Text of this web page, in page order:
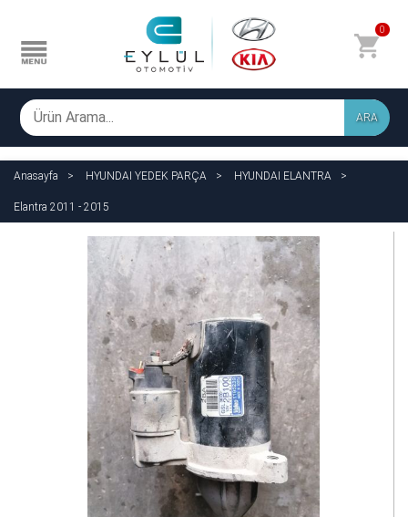
0
ARA
Anasayfa HYUNDAI YEDEK PARÇA HYUNDAI ELANTRA
Elantra 2011 - 2015